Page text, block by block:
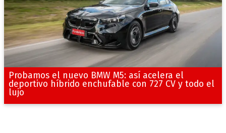
Probamos el nuevo BMW M5: así acelera el
deportivo híbrido enchufable con 727 CV y todo el
lujo